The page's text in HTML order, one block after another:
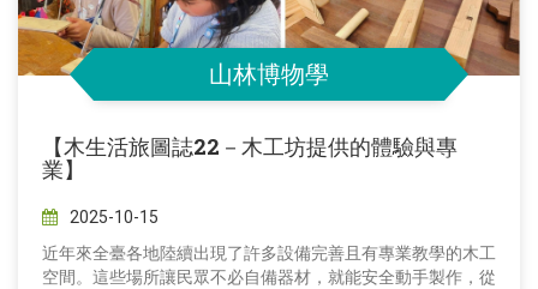
山林博物學
【木生活旅圖誌22－木工坊提供的體驗與專
業】
2025-10-15
近年來全臺各地陸續出現了許多設備完善且有專業教學的木工
空間。這些場所讓民眾不必自備器材，就能安全動手製作，從